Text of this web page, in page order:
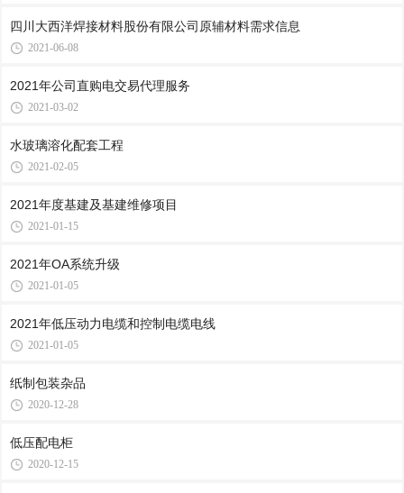
四川大西洋焊接材料股份有限公司原辅材料需求信息
2021-06-08
2021年公司直购电交易代理服务
2021-03-02
水玻璃溶化配套工程
2021-02-05
2021年度基建及基建维修项目
2021-01-15
2021年OA系统升级
2021-01-05
2021年低压动力电缆和控制电缆电线
2021-01-05
纸制包装杂品
2020-12-28
低压配电柜
2020-12-15